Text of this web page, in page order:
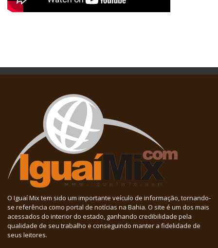
O Iguaí Mix tem sido um importante veículo de informação, tornando-
se referência como portal de notícias na Bahia. O site é um dos mais
acessados do interior do estado, ganhando credibilidade pela
qualidade de seu trabalho e conseguindo manter a fidelidade de
seus leitores.